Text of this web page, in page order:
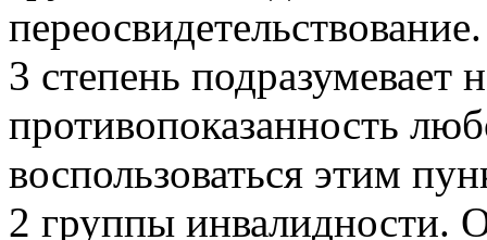
3 степень подразумевает
противопоказанность
воспользоваться этим
2 группы инвалидности.